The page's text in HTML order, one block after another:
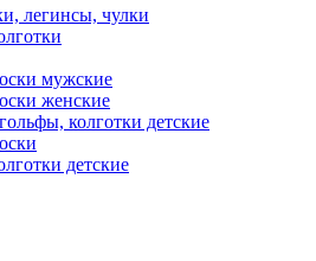
легинсы, чулки
мужские
женские
колготки детские
детские